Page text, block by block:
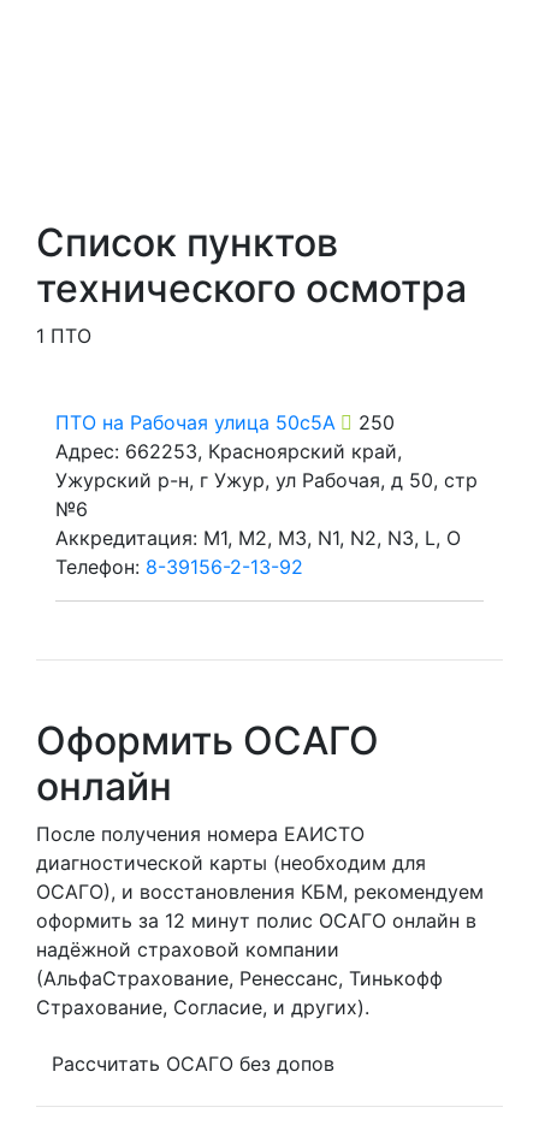
Список пунктов
технического осмотра
1 ПТО
ПТО на Рабочая улица 50с5А
250
Адрес: 662253, Красноярский край,
Ужурский р-н, г Ужур, ул Рабочая, д 50, стр
№6
Аккредитация: M1, M2, M3, N1, N2, N3, L, O
Телефон: 8-39156-2-13-92
Оформить ОСАГО
онлайн
После получения номера ЕАИСТО
диагностической карты (необходим для
ОСАГО), и восстановления КБМ, рекомендуем
оформить за 12 минут полис ОСАГО онлайн в
надёжной страховой компании
(АльфаСтрахование, Ренессанс, Тинькофф
Страхование, Согласие, и других).
Рассчитать ОСАГО без допов